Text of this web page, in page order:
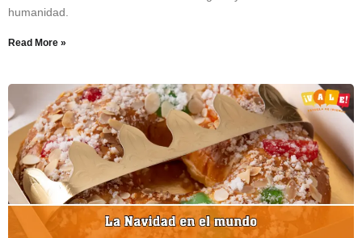
humanidad.
Read More »